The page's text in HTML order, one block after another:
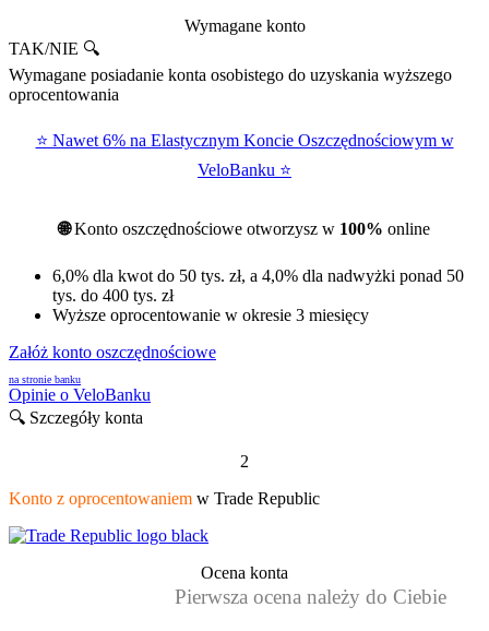
Wymagane konto
TAK/NIE 🔍
Wymagane posiadanie konta osobistego do uzyskania wyższego
oprocentowania
⭐ Nawet 6% na Elastycznym Koncie Oszczędnościowym w
VeloBanku ⭐
🌐Konto oszczędnościowe otworzysz w 100% online
6,0% dla kwot do 50 tys. zł, a 4,0% dla nadwyżki ponad 50
tys. do 400 tys. zł
Wyższe oprocentowanie w okresie 3 miesięcy
Załóż konto oszczędnościowe
na stronie banku
Opinie o VeloBanku
🔍 Szczegóły konta
2
Konto z oprocentowaniem w Trade Republic
Ocena konta
Pierwsza ocena należy do Ciebie